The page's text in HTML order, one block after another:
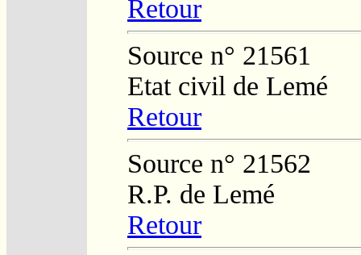
Retour
Source n° 21561
Etat civil de Lemé
Retour
Source n° 21562
R.P. de Lemé
Retour